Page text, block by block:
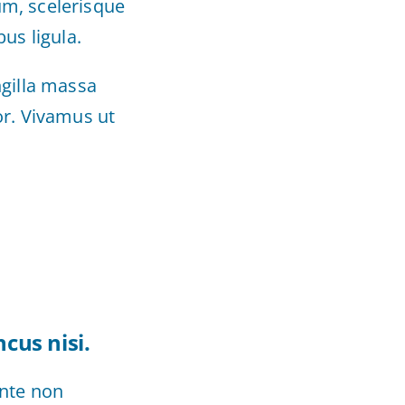
scelerisque
ligula.
massa
Vivamus ut
nisi.
non